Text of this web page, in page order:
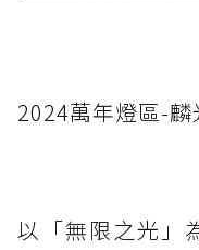
2024萬年燈區-麟
以「無限之光」